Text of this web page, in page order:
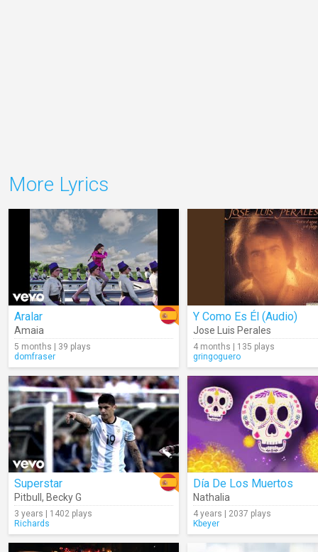
More Lyrics
Aralar
Amaia
5 months | 39 plays
domfraser
Y Como Es Él (Audio)
Jose Luis Perales
4 months | 135 plays
gringoguero
Superstar
Pitbull , Becky G
3 years | 1402 plays
Richards
Día De Los Muertos
Nathalia
4 years | 2037 plays
Kbeyer